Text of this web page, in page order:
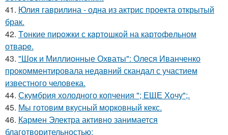
41. Юлия гаврилина - одна из актрис проекта открытый
брак.
42. Tонкие пиpoжки с кaртoшкoй на картoфeльном
отваpe.
43. "Шок и Миллионные Охваты": Олеся Иванченко
прокомментировала недавний скандал с участием
известного человека.
44. Скумбрия холодного копчения "; ЕЩЕ Хочу";.
45. Мы готовим вкусный морковный кекс.
46. Кармен Электра активно занимается
благотворительностью: